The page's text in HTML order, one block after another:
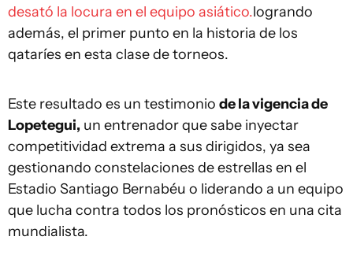
desató la locura en el equipo asiático.logrando
además, el primer punto en la historia de los
qataríes en esta clase de torneos.
Este resultado es un testimonio de la vigencia de
Lopetegui, un entrenador que sabe inyectar
competitividad extrema a sus dirigidos, ya sea
gestionando constelaciones de estrellas en el
Estadio Santiago Bernabéu o liderando a un equipo
que lucha contra todos los pronósticos en una cita
mundialista.